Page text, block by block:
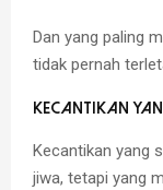
Dan yang paling
tidak pernah
Kecantikan
Kecantikan yang
jiwa, tetapi yang